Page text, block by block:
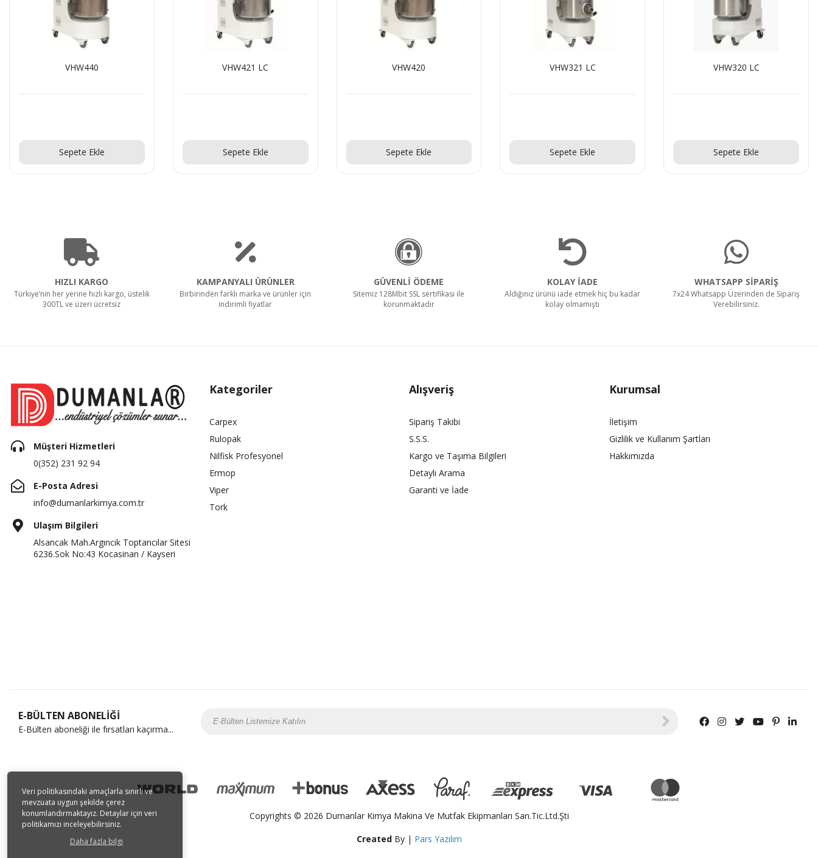
Veri politikasındaki amaçlarla sınırlı ve
mevzuata uygun şekilde çerez
konumlandırmaktayız. Detaylar için veri
politikamızı inceleyebilirsiniz.
Daha fazla bilgi
VHW440
Sepete Ekle
VHW421 LC
Sepete Ekle
VHW420
Sepete Ekle
VHW321 LC
Sepete Ekle
VHW320 LC
Sepete Ekle
HIZLI KARGO
Türkiye’nin her yerine hızlı kargo, üstelik
300TL ve üzeri ücretsiz
KAMPANYALI ÜRÜNLER
Birbirinden farklı marka ve ürünler için
indirimli fiyatlar
GÜVENLİ ÖDEME
Sitemiz 128Mbit SSL sertifikası ile
korunmaktadır
KOLAY İADE
Aldığınız ürünü iade etmek hiç bu kadar
kolay olmamıştı
WHATSAPP SİPARİŞ
7x24 Whatsapp Üzerinden de Sipariş
Verebilirsiniz.
Müşteri Hizmetleri
0(352) 231 92 94
E-Posta Adresi
info@dumanlarkimya.com.tr
Ulaşım Bilgileri
Alsancak Mah.Argıncık Toptancılar Sitesi
6236.Sok No:43 Kocasinan / Kayseri
Kategoriler
Carpex
Rulopak
Nilfisk Profesyonel
Ermop
Viper
Tork
Alışveriş
Sipariş Takibi
S.S.S.
Kargo ve Taşıma Bilgileri
Detaylı Arama
Garanti ve İade
Kurumsal
İletişim
Gizlilik ve Kullanım Şartları
Hakkımızda
E-BÜLTEN ABONELİĞİ
E-Bülten aboneliği ile fırsatları kaçırma...
Copyrights © 2026 Dumanlar Kimya Makina Ve Mutfak Ekipmanları San.Tic.Ltd.Şti
CreatedBy | Pars Yazılım